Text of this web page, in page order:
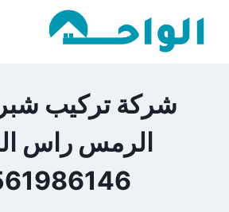
شركة تركيب
الرمس راس